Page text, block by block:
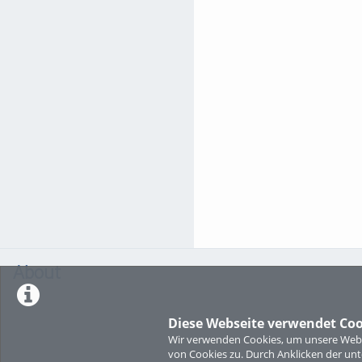
Diese Webseite verwendet
Wir verwenden Cookies, um unsere
von Cookies zu. Durch Anklicken der
About